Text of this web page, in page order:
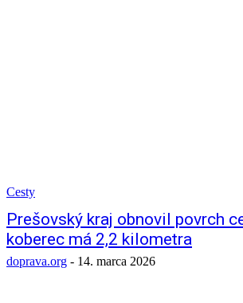
Cesty
Prešovský kraj obnovil povrch
koberec má 2,2 kilometra
doprava.org - 14. marca 2026